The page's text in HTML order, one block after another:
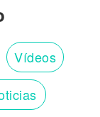
Vídeos